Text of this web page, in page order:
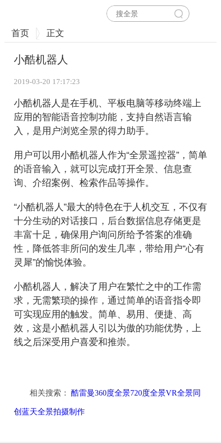
首页 正文
小酷机器人
2019-03-20 17:17:23
小酷机器人是在手机、平板电脑等移动终端上
应用的智能语音控制功能，支持自然语言输
入，是用户浏览全景的得力助手。
用户可以用小酷机器人作为“全景遥控器”，简单
的语音输入，就可以完成打开全景、信息查
询、介绍案例、检索作品等操作。
“小酷机器人”最大的特色在于人机交互，不仅有
十分生动的对话接口，后台数据信息存储更是
丰富十足，确保用户询问所给予答案的准确
性，降低答非所问的发生几率，带给用户“心有
灵犀”的愉悦体验。
小酷机器人，解决了用户在繁忙之中的工作需
求，无需繁琐的操作，通过简单的语音指令即
可实现应用的触发。简单、易用、便捷、高
效，这是小酷机器人引以为傲的功能优势，上
线之后深受用户喜爱和推崇。
相关搜索： 酷雷曼360度全景720度全景VR全景同
创蓝天全景拍摄制作